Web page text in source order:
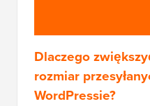
Dlaczego
rozmiar
WordPressie?